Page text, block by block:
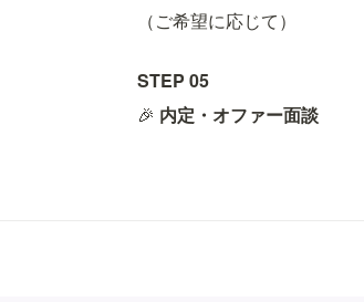
（ご希望に応じて）
STEP 05
🎉 内定・オファー面談